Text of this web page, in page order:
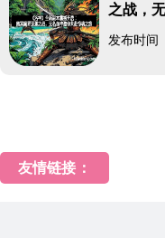
之战，
发布时间
友情链接：